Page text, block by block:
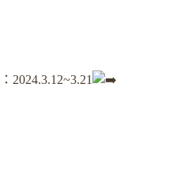
2024.3.12~3.21